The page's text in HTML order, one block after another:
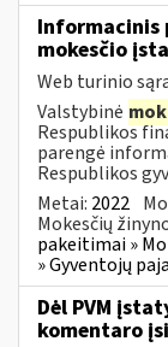
Informacinis
mokesčio
Web turinio
Valstybinė
Respublikos
parengė
Respublikos
Metai: 2022
Mokesčių
pakeitimai »
» Gyventojų
Dėl PVM
komentaro